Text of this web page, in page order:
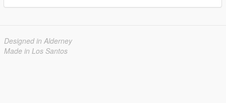
Designed in Alderney
Made in Los Santos